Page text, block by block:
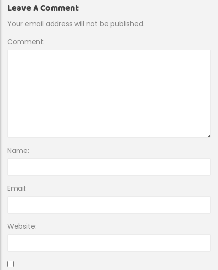
Leave A Comment
Your email address will not be published.
Comment:
Name:
Email:
Website: